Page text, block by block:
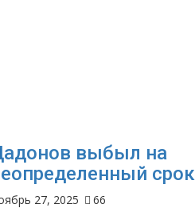
выбыл на
срок
27, 2025
66